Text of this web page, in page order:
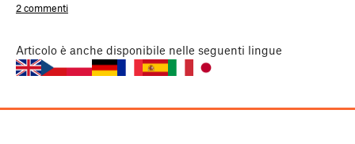
2 commenti
Articolo è anche disponibile nelle seguenti lingue